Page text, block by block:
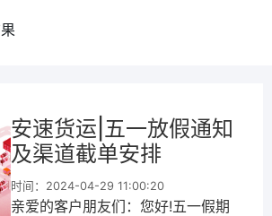
安速货运|五一放假通知
及渠道截单安排
时间：2024-04-29 11:00:20
亲爱的客户朋友们：您好!五一假期